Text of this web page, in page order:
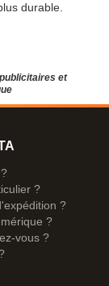
durable.
et
?
?
?
vous ?